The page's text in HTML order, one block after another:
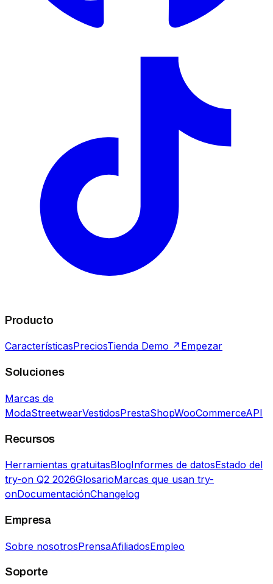
Producto
CaracterísticasPreciosTienda Demo ↗ Empezar
Soluciones
Marcas de
ModaStreetwearVestidosPrestaShopWooCommerceAPI
Recursos
Herramientas gratuitasBlogInformes de datosEstado del
try-on Q2 2026GlosarioMarcas que usan try-
onDocumentaciónChangelog
Empresa
Sobre nosotrosPrensaAfiliadosEmpleo
Soporte